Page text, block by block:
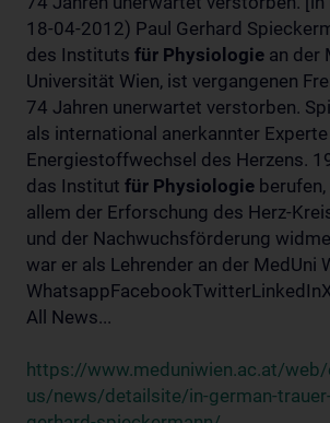
18-04-2012) Paul Gerhard
des Instituts für Physiologie an der
Universität Wien, ist vergangenen
74 Jahren unerwartet verstorben.
als international anerkannter Experte
Energiestoffwechsel des Herzens.
das Institut für Physiologie
allem der Erforschung des Herz-
und der Nachwuchsförderung
war er als Lehrender an der MedUni
All News...
https://www.meduniwien.ac.at/
us/news/detailsite/in-german-